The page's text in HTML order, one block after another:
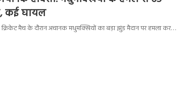
कई घायल
क्रिकेट मैच के दौरान अचानक मधुमक्खियों का बड़ा झुंड मैदान पर हमला कर…